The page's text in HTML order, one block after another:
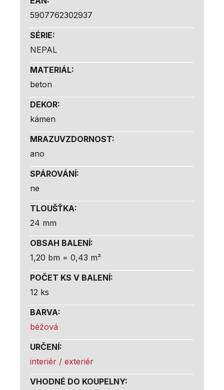
5907762302937
SÉRIE:
NEPAL
MATERIÁL:
beton
DEKOR:
kámen
MRAZUVZDORNOST:
ano
SPÁROVÁNÍ:
ne
TLOUŠŤKA:
24 mm
OBSAH BALENÍ:
1,20 bm = 0,43 m²
POČET KS V BALENÍ:
12 ks
BARVA:
béžová
URČENÍ:
interiér / exteriér
VHODNÉ DO KOUPELNY: